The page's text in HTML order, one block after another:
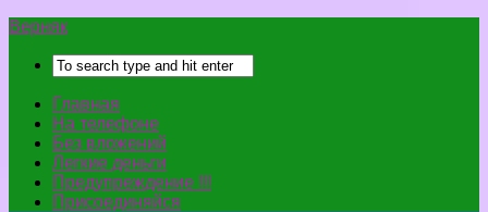
Верняк
Главная
На телефоне
Без вложений
Легкие деньги
Предупреждение !!!
Присоединяйся